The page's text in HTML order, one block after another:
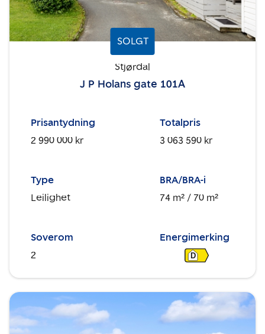
SOLGT
Stjørdal
J P Holans gate 101A
Prisantydning
2 990 000 kr
Totalpris
3 063 590 kr
Type
Leilighet
BRA/BRA-i
74 m² / 70 m²
Soverom
2
Energimerking
D